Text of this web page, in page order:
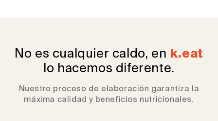
No es cualquier caldo, en k.eat
lo hacemos diferente.
Nuestro proceso de elaboración garantiza la
máxima calidad y beneficios nutricionales.